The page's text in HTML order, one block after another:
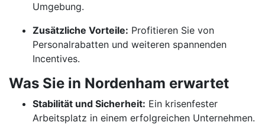
Umgebung.
Zusätzliche Vorteile: Profitieren Sie von
Personalrabatten und weiteren spannenden
Incentives.
Was Sie in Nordenham erwartet
Stabilität und Sicherheit: Ein krisenfester
Arbeitsplatz in einem erfolgreichen Unternehmen.